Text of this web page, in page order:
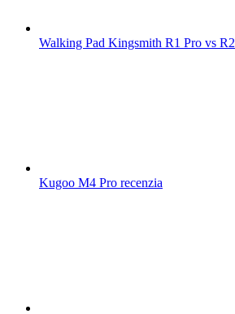
Walking Pad Kingsmith R1 Pro vs R2
Kugoo M4 Pro recenzia